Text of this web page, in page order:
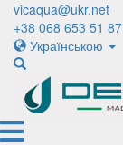
vicaqua@ukr.net
+38 068 653 51 87
Українською